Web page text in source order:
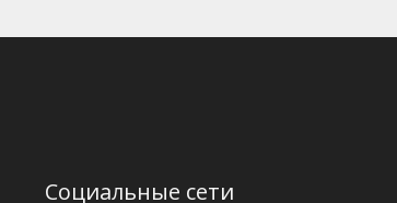
Социальные сети